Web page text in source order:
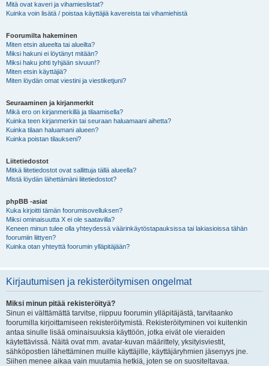
Mitä ovat kaveri ja vihamieslistat?
Kuinka voin lisätä / poistaa käyttäjiä kavereista tai vihamiehistä
Foorumilta hakeminen
Miten etsin alueelta tai alueilta?
Miksi hakuni ei löytänyt mitään?
Miksi haku johti tyhjään sivuun!?
Miten etsin käyttäjiä?
Miten löydän omat viestini ja viestiketjuni?
Seuraaminen ja kirjanmerkit
Mikä ero on kirjanmerkillä ja tilaamisella?
Kuinka teen kirjanmerkin tai seuraan haluamaani aihetta?
Kuinka tilaan haluamani alueen?
Kuinka poistan tilaukseni?
Liitetiedostot
Mitkä liitetiedostot ovat sallittuja tällä alueella?
Mistä löydän lähettämäni liitetiedostot?
phpBB -asiat
Kuka kirjoitti tämän foorumisovelluksen?
Miksi ominaisuutta X ei ole saatavilla?
Keneen minun tulee olla yhteydessä väärinkäytöstapauksissa tai lakiasioissa tähän
foorumiin liittyen?
Kuinka otan yhteyttä foorumin ylläpitäjään?
Kirjautumisen ja rekisteröitymisen ongelmat
Miksi minun pitää rekisteröityä?
Sinun ei välttämättä tarvitse, riippuu foorumin ylläpitäjästä, tarvitaanko
foorumilla kirjoittamiseen rekisteröitymistä. Rekisteröityminen voi kuitenkin
antaa sinulle lisää ominaisuuksia käyttöön, jotka eivät ole vieraiden
käytettävissä. Näitä ovat mm. avatar-kuvan määrittely, yksityisviestit,
sähköpostien lähettäminen muille käyttäjille, käyttäjäryhmien jäsenyys jne.
Siihen menee aikaa vain muutamia hetkiä, joten se on suositeltavaa.